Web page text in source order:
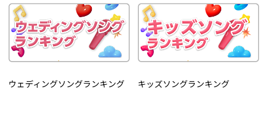
ウェディングソングランキング キッズソングランキング